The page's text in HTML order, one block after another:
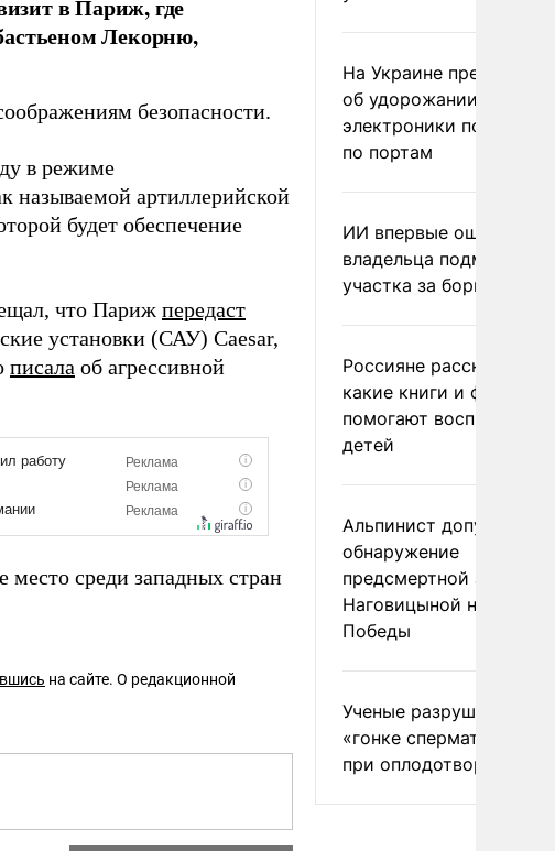
в Париж, где
Лекорню,
безопасности.
в режиме
называемой артиллерийской
будет обеспечение
что Париж передаст
установки (САУ) Caesar,
писала об агрессивной
место среди западных стран
на сайте. О редакционной
На Украине
об удорожании
электроники после
по портам
ИИ впервые
владельца
участка за борщевик
Россияне рассказали,
какие книги и фильмы
помогают воспитывать
детей
Альпинист допустил
обнаружение
предсмертной записки
Наговицыной на пике
Победы
Ученые разрушили миф
«гонке
при оплодотворении